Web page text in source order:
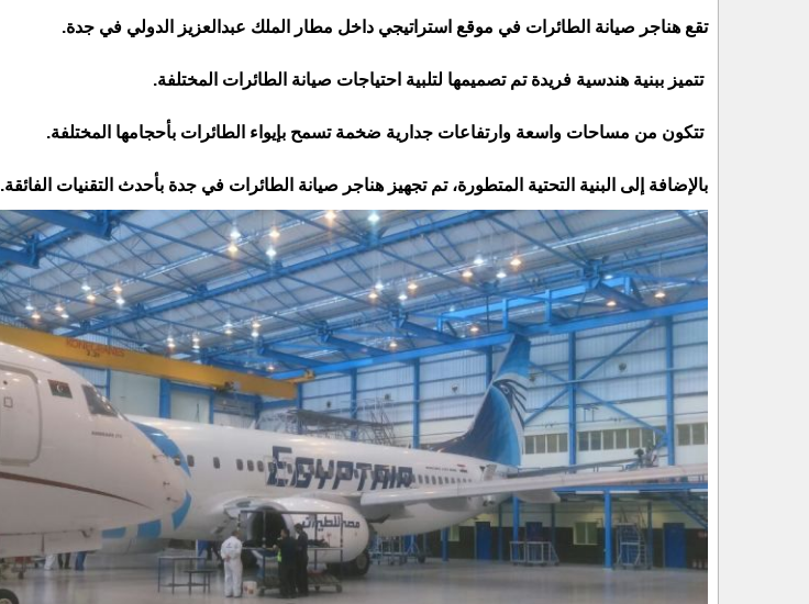
تقع هناجر صيانة الطائرات في موقع استراتيجي داخل مطار الملك عبدالعزيز الدولي في جدة.
تتميز ببنية هندسية فريدة تم تصميمها لتلبية احتياجات صيانة الطائرات المختلفة.
تتكون من مساحات واسعة وارتفاعات جدارية ضخمة تسمح بإيواء الطائرات بأحجامها المختلفة.
بالإضافة إلى البنية التحتية المتطورة، تم تجهيز هناجر صيانة الطائرات في جدة بأحدث التقنيات الفائقة.